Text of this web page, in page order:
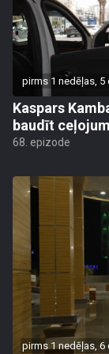
pirms 1 nedēļas, 5
Kaspars
baudīt
68. epizode
pirms 1 nedēļas, 6